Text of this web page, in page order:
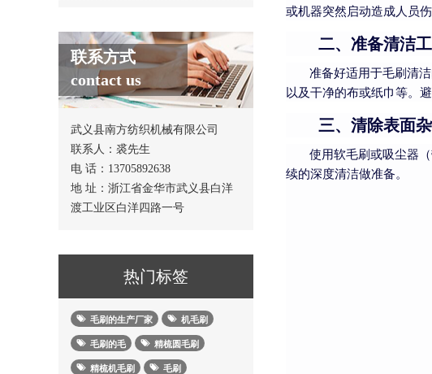
联系方式
contact us
武义县南方纺织机械有限公司
联系人：裘先生
电 话：13705892638
地 址：浙江省金华市武义县白洋
渡工业区白洋四路一号
热门标签
毛刷的生产厂家 机毛刷
毛刷的毛 精梳圆毛刷
精梳机毛刷 毛刷
或机器突然启动造成人员伤
二、准备清洁
准备好适用于毛刷清
以及干净的布或纸巾等。
三、清除表面
使用软毛刷或吸尘器
续的深度清洁做准备。